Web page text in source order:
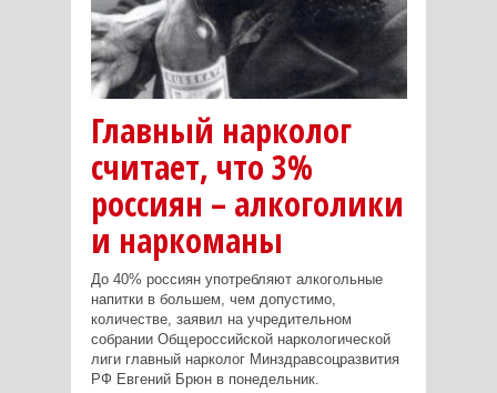
Главный нарколог
считает, что 3%
россиян – алкоголики
и наркоманы
До 40% россиян употребляют алкогольные
напитки в большем, чем допустимо,
количестве, заявил на учредительном
собрании Общероссийской наркологической
лиги главный нарколог Минздравсоцразвития
РФ Евгений Брюн в понедельник.